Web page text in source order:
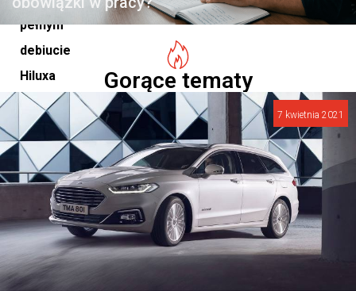
pełnym
debiucie
Hiluxa
GR
Sport
II,
świat
okazję
przyjrzeć
się
Gorące tematy
7 kwietnia 2021